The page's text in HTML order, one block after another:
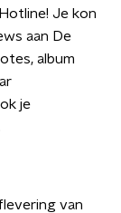
Je kon
aan De
album
je
van